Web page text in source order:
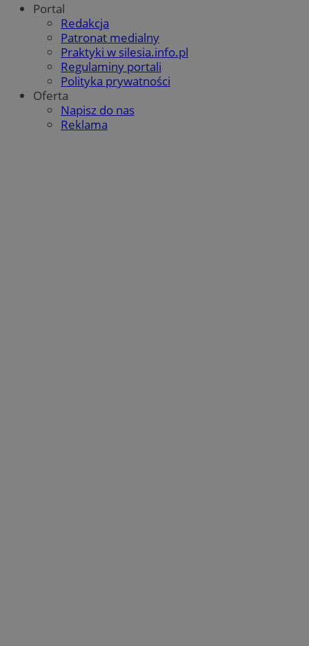
Portal
Redakcja
Patronat medialny
Praktyki w silesia.info.pl
Regulaminy portali
Polityka prywatności
Oferta
Napisz do nas
Reklama